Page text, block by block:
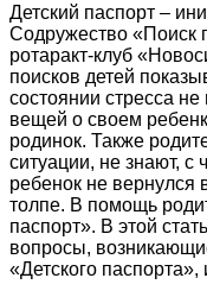
Детский паспорт –
Содружество «Поиск
ротаракт-клуб
поисков детей
состоянии стресса
вещей о своем
родинок. Также
ситуации, не знают, с
ребенок не вернулся
толпе. В помощь
паспорт». В этой
вопросы,
«Детского паспорта»,